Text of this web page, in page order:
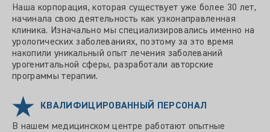
Наша корпорация, которая существует уже более 30 лет,
начинала свою деятельность как узконаправленная
клиника. Изначально мы специализировались именно на
урологических заболеваниях, поэтому за это время
накопили уникальный опыт лечения заболеваний
урогенитальной сферы, разработали авторские
программы терапии.
КВАЛИФИЦИРОВАННЫЙ ПЕРСОНАЛ
В нашем медицинском центре работают опытные